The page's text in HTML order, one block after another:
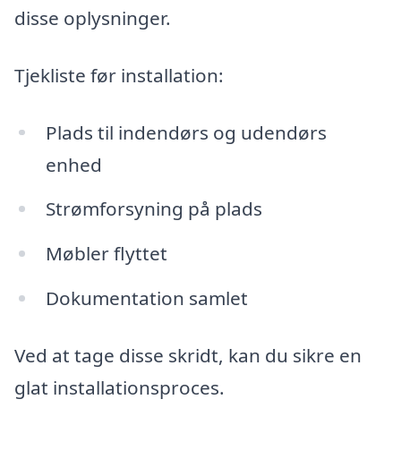
disse oplysninger.
Tjekliste før installation:
Plads til indendørs og udendørs
enhed
Strømforsyning på plads
Møbler flyttet
Dokumentation samlet
Ved at tage disse skridt, kan du sikre en
glat installationsproces.